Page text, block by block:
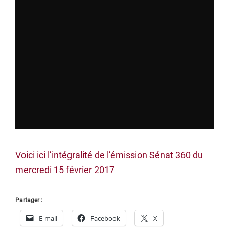
Voici ici l’intégralité de l’émission Sénat 360 du
mercredi 15 février 2017
Partager :
E-mail Facebook X